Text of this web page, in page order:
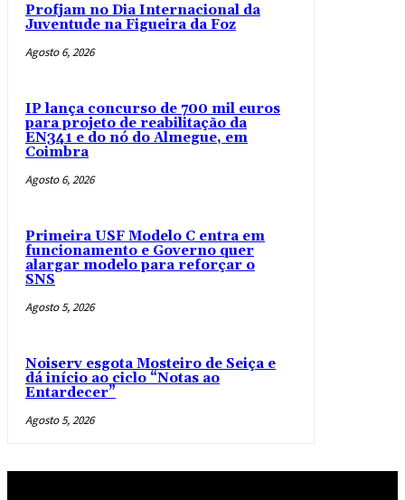
Profjam no Dia Internacional da
Juventude na Figueira da Foz
Agosto 6, 2026
IP lança concurso de 700 mil euros
para projeto de reabilitação da
EN341 e do nó do Almegue, em
Coimbra
Agosto 6, 2026
Primeira USF Modelo C entra em
funcionamento e Governo quer
alargar modelo para reforçar o
SNS
Agosto 5, 2026
Noiserv esgota Mosteiro de Seiça e
dá início ao ciclo “Notas ao
Entardecer”
Agosto 5, 2026